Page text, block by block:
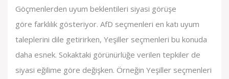
Göçmenlerden uyum beklentileri siyasi görüşe
göre farklılık gösteriyor. AfD seçmenleri en katı uyum
taleplerini dile getirirken, Yeşiller seçmenleri bu konuda
daha esnek. Sokaktaki görünürlüğe verilen tepkiler de
siyasi eğilime göre değişken. Örneğin Yeşiller seçmenleri